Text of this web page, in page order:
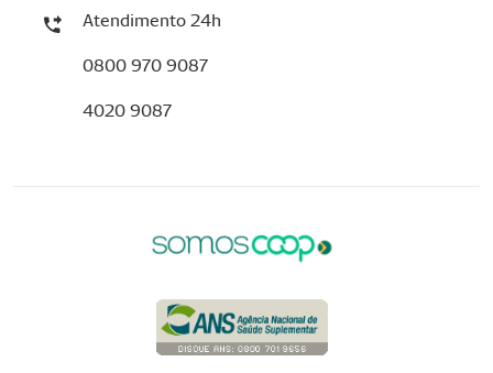
Atendimento 24h
0800 970 9087
4020 9087